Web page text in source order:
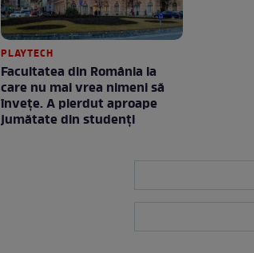
PLAYTECH
Facultatea din România la
care nu mai vrea nimeni să
înveţe. A pierdut aproape
jumătate din studenţi